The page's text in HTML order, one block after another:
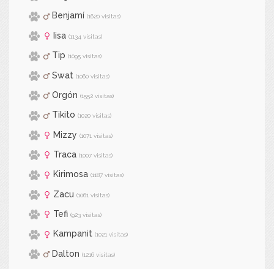
Benjamí (1620 visitas)
Iisa (1134 visitas)
Tip (1095 visitas)
Swat (1060 visitas)
Orgón (1552 visitas)
Tikito (1020 visitas)
Mizzy (1071 visitas)
Traca (1007 visitas)
Kirimosa (1187 visitas)
Zacu (1061 visitas)
Tefi (923 visitas)
Kampanit (1021 visitas)
Dalton (1216 visitas)